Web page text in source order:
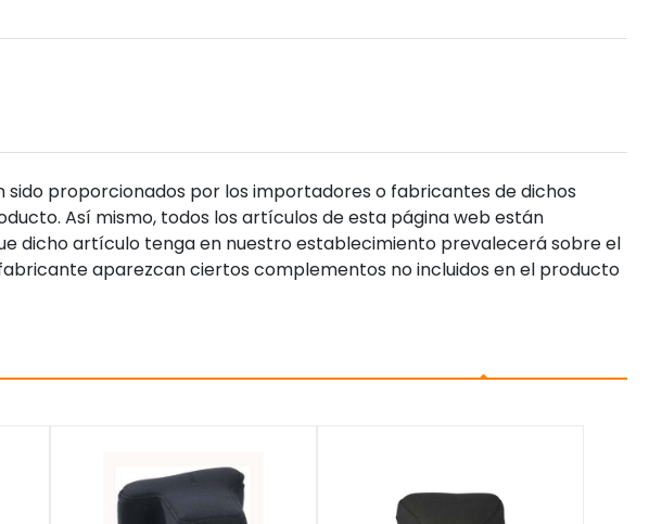
proporcionados por los importadores o fabricantes de dichos
Así mismo, todos los artículos de esta página web están
dicho artículo tenga en nuestro establecimiento prevalecerá sobre el
aparezcan ciertos complementos no incluidos en el producto